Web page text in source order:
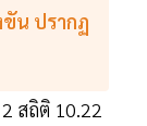
ขัน ปรากฏ
สถิติ 10.22